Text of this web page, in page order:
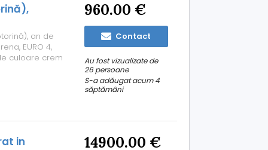
an de
EURO 4,
culoare crem
(buton
960.00 €
Contact
Au fost vizualizate de
26 persoane
S-a adăugat acum 4
săptămâni
in 14900.00 €